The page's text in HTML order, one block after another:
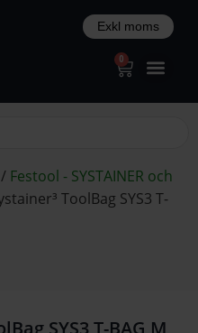
0
/ Festool - SYSTAINER och
ToolBag SYS3 T-
SYS3 T-BAG M